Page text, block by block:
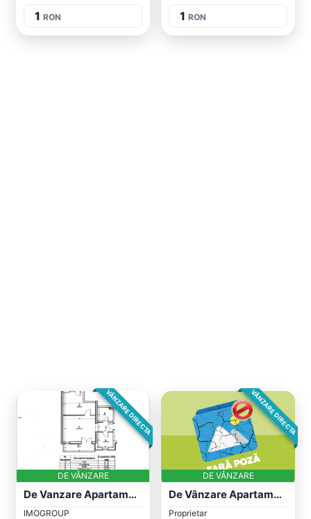
1 RON 1 RON
VÂNZARE DIRECTA
DE VÂNZARE
De Vanzare Apartament 2 Camere Iris Oasu...
IMOGROUP
VÂNZARE DIRECTA
DE VÂNZARE
De Vânzare Apartament 2 Camere – Complex...
Proprietar